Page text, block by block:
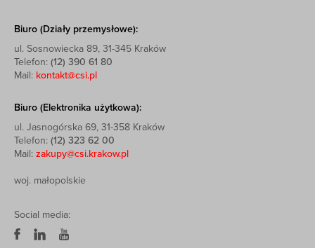
Biuro (Działy przemysłowe):
ul. Sosnowiecka 89, 31-345 Kraków
Telefon: (12) 390 61 80
Mail: kontakt@csi.pl
Biuro (Elektronika użytkowa):
ul. Jasnogórska 69, 31-358 Kraków
Telefon: (12) 323 62 00
Mail: zakupy@csi.krakow.pl
woj. małopolskie
Social media: